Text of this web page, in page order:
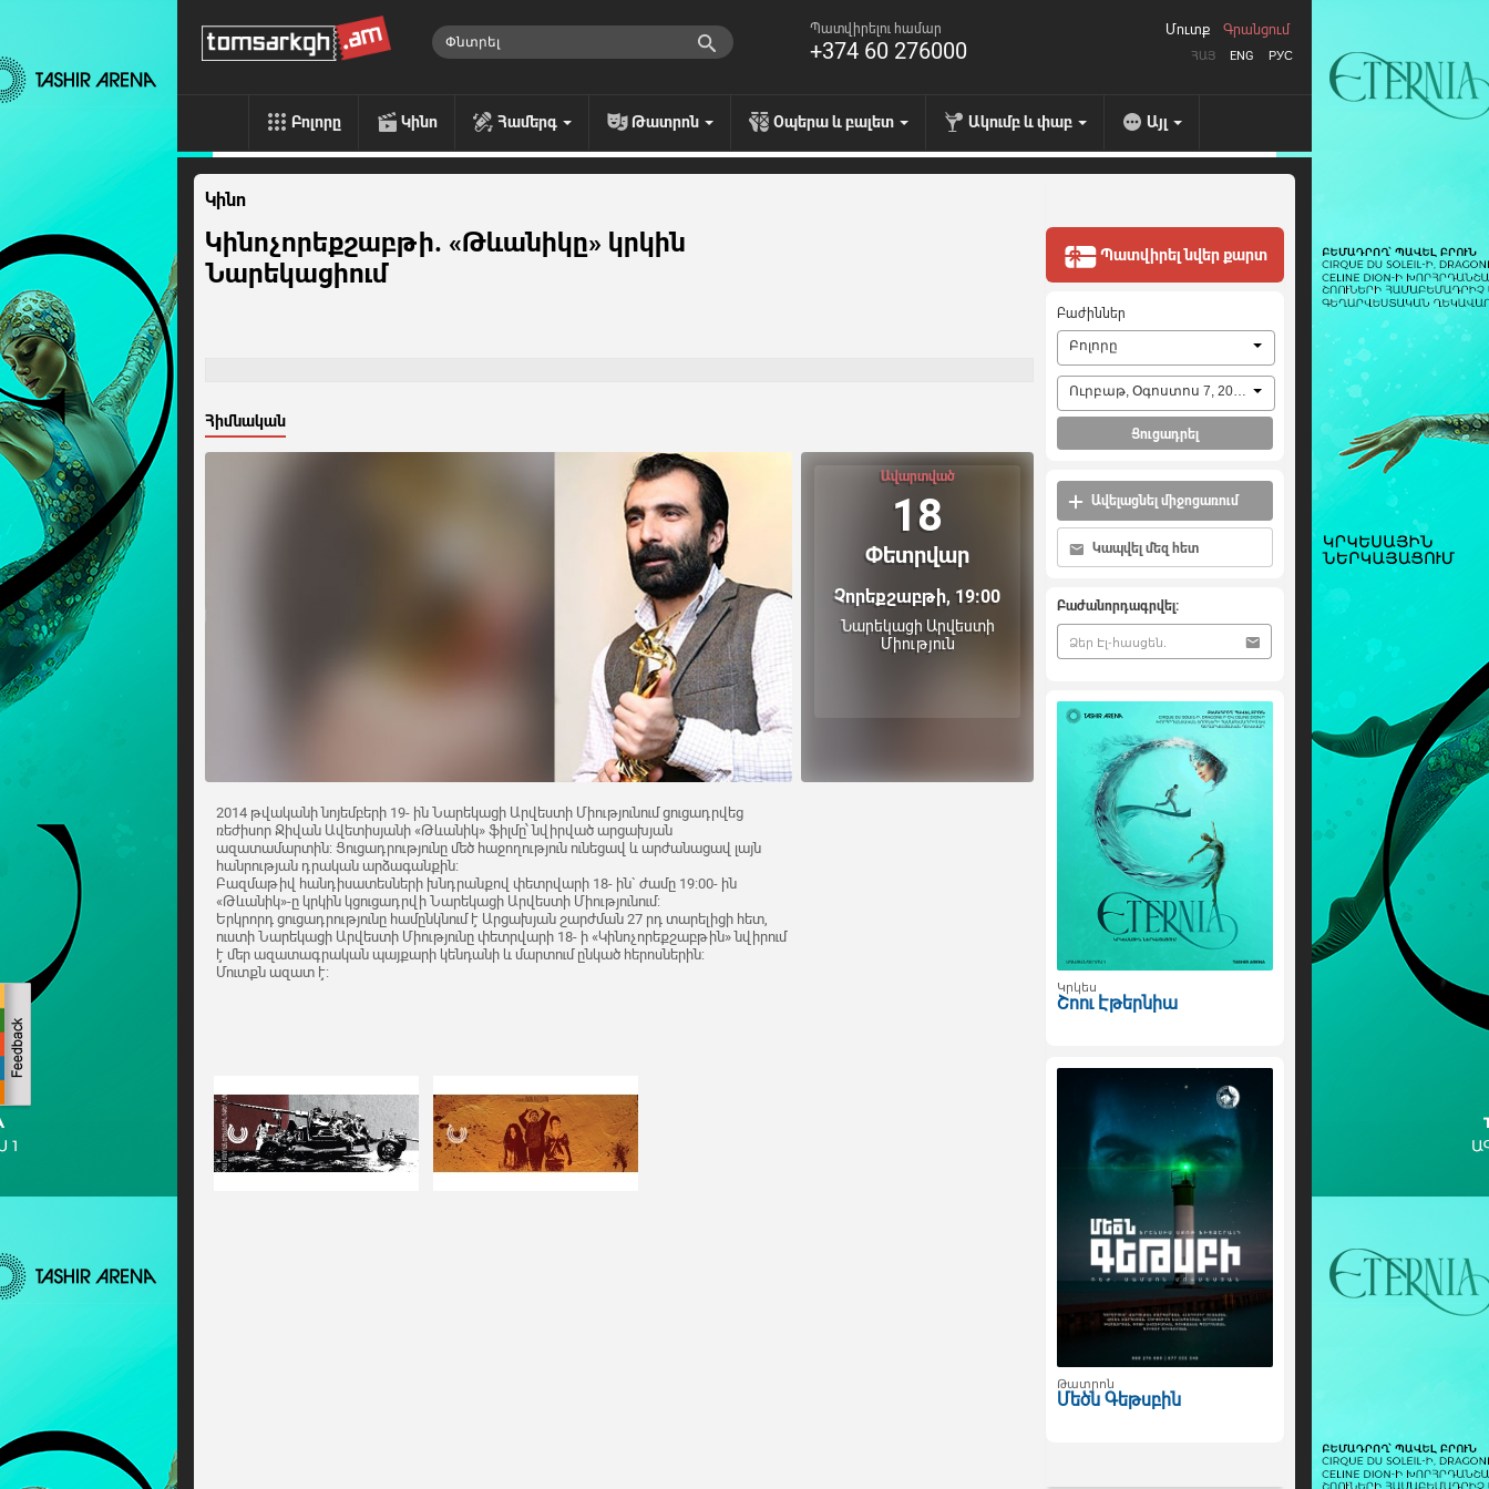
Պատվիրելու համար
+374 60 276000 ՀԱՅ ENG РУС
Մուտք Գրանցում
Բոլորը Կինո Համերգ Թատրոն Օպերա և բալետ Ակումբ և փաբ Այլ
Կինո
Կինոչորեքշաբթի. «Թևանիկը» կրկին
Նարեկացիում
Հիմնական
Ավարտված
18
Փետրվար
Չորեքշաբթի, 19:00
Նարեկացի Արվեստի
Միություն
2014 թվականի նոյեմբերի 19- ին Նարեկացի Արվեստի Միությունում ցուցադրվեց
ռեժիսոր Ջիվան Ավետիսյանի «Թևանիկ» ֆիլմը՝ նվիրված արցախյան
ազատամարտին: Ցուցադրությունը մեծ հաջողություն ունեցավ և արժանացավ լայն
հանրության դրական արձագանքին:
Բազմաթիվ հանդիսատեսների խնդրանքով փետրվարի 18- ին` ժամը 19:00- ին
«Թևանիկ»-ը կրկին կցուցադրվի Նարեկացի Արվեստի Միությունում:
Երկրորդ ցուցադրությունը համընկնում է Արցախյան շարժման 27 րդ տարելիցի հետ,
ուստի Նարեկացի Արվեստի Միությունը փետրվարի 18- ի «Կինոչորեքշաբթին» նվիրում
է մեր ազատագրական պայքարի կենդանի և մարտում ընկած հերոսներին:
Մուտքն ազատ է:
Պատվիրել նվեր քարտ
Բաժիններ
Բոլորը
Ուրբաթ, Օգոստոս 7, 2026
Ցուցադրել
Ավելացնել միջոցառում
Կապվել մեզ հետ
Բաժանորդագրվել:
Կրկես
Շոու Էթերնիա
Թատրոն
Մեծն Գեթսբին